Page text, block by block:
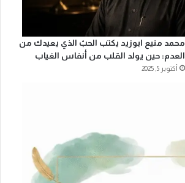
محمد منيع ابوزيد يكتب الحبّ الذي يعيدك من
العدم: حين يولد القلب من أنفاس الغياب
أكتوبر 5, 2025